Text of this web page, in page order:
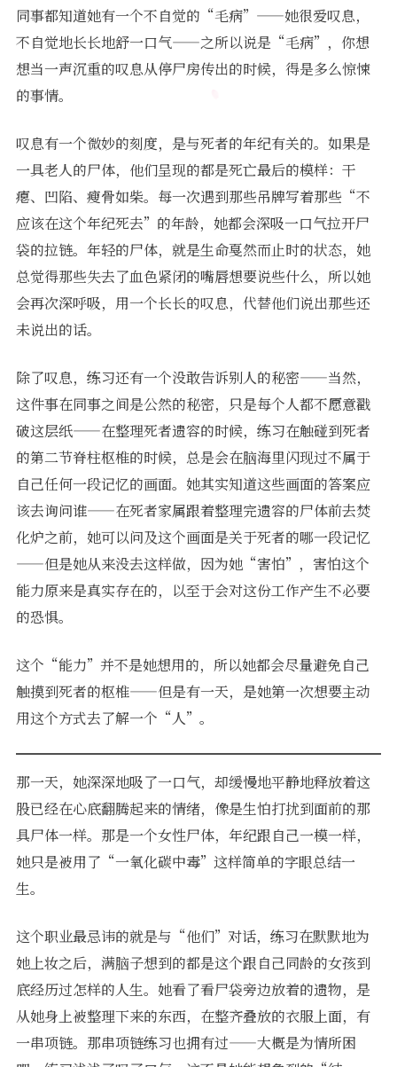
同事都知道她有一个不自觉的“毛病”——她很爱叹息，
不自觉地长长地舒一口气——之所以说是“毛病”，你想
想当一声沉重的叹息从停尸房传出的时候，得是多么惊悚
的事情。
叹息有一个微妙的刻度，是与死者的年纪有关的。如果是
一具老人的尸体，他们呈现的都是死亡最后的模样：干
瘪、凹陷、瘦骨如柴。每一次遇到那些吊牌写着那些“不
应该在这个年纪死去”的年龄，她都会深吸一口气拉开尸
袋的拉链。年轻的尸体，就是生命戛然而止时的状态，她
总觉得那些失去了血色紧闭的嘴唇想要说些什么，所以她
会再次深呼吸，用一个长长的叹息，代替他们说出那些还
未说出的话。
除了叹息，练习还有一个没敢告诉别人的秘密——当然，
这件事在同事之间是公然的秘密，只是每个人都不愿意戳
破这层纸——在整理死者遗容的时候，练习在触碰到死者
的第二节脊柱枢椎的时候，总是会在脑海里闪现过不属于
自己任何一段记忆的画面。她其实知道这些画面的答案应
该去询问谁——在死者家属跟着整理完遗容的尸体前去焚
化炉之前，她可以问及这个画面是关于死者的哪一段记忆
——但是她从来没去这样做，因为她“害怕”，害怕这个
能力原来是真实存在的，以至于会对这份工作产生不必要
的恐惧。
这个“能力”并不是她想用的，所以她都会尽量避免自己
触摸到死者的枢椎——但是有一天，是她第一次想要主动
用这个方式去了解一个“人”。
那一天，她深深地吸了一口气，却缓慢地平静地释放着这
股已经在心底翻腾起来的情绪，像是生怕打扰到面前的那
具尸体一样。那是一个女性尸体，年纪跟自己一模一样，
她只是被用了“一氧化碳中毒”这样简单的字眼总结一
生。
这个职业最忌讳的就是与“他们”对话，练习在默默地为
她上妆之后，满脑子想到的都是这个跟自己同龄的女孩到
底经历过怎样的人生。她看了看尸袋旁边放着的遗物，是
从她身上被整理下来的东西，在整齐叠放的衣服上面，有
一串项链。那串项链练习也拥有过——大概是为情所困